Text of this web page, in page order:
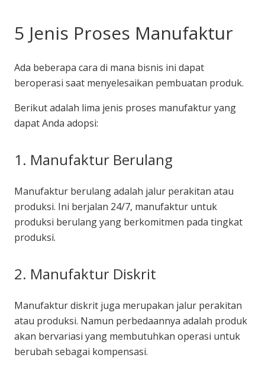
5 Jenis Proses Manufaktur
Ada beberapa cara di mana bisnis ini dapat
beroperasi saat menyelesaikan pembuatan produk.
Berikut adalah lima jenis proses manufaktur yang
dapat Anda adopsi:
1. Manufaktur Berulang
Manufaktur berulang adalah jalur perakitan atau
produksi. Ini berjalan 24/7, manufaktur untuk
produksi berulang yang berkomitmen pada tingkat
produksi.
2. Manufaktur Diskrit
Manufaktur diskrit juga merupakan jalur perakitan
atau produksi. Namun perbedaannya adalah produk
akan bervariasi yang membutuhkan operasi untuk
berubah sebagai kompensasi.